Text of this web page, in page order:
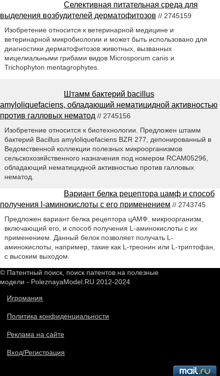
Селективная питательная среда для
выделения возбудителей дерматофитозов // 2745159
Изобретение относится к ветеринарной медицине и
ветеринарной микробиологии и может быть использовано для
диагностики дерматофитозов животных, вызванных
мицелиальными грибами видов Microsporum canis и
Trichophyton mentagrophytes.
Штамм бактерий bacillus
amyloliquefaciens, обладающий нематицидной активностью
против галловых нематод // 2745156
Изобретение относится к биотехнологии. Предложен штамм
бактерий Bacillus amyloliquefaciens BZR 277, депонированный в
Ведомственной коллекции полезных микроорганизмов
сельскохозяйственного назначения под номером RCAM05296,
обладающий нематицидной активностью против галловых
нематод.
Вариант белка рецептора цамф и способ
получения l-аминокислоты с его применением // 2743745
Предложен вариант белка рецептора цАМФ, микроорганизм,
включающий его, и способ получения L-аминокислоты с их
применением. Данный белок позволяет получать L-
аминокислоты, например, такие как L-треонин или L-триптофан,
с высоким выходом.
© Патентный поиск, поиск патентов на полезные
модели - PoleznayaModel.RU 2012-2024
Игромания
Политика конфиденциальности
Реклама на сайте
Вход/Регистрация